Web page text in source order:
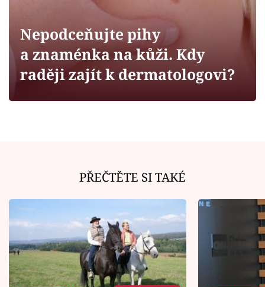
Sledujte prima+
Filmový festival Karlovy Vary
Sledujte nás
Nepodceňujte pihy
a znaménka na kůži. Kdy
raději zajít k dermatologovi?
PŘEČTĚTE SI TAKÉ